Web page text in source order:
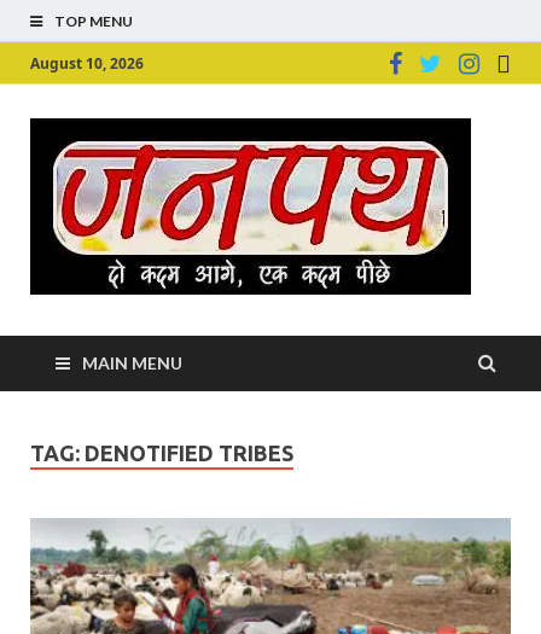
TOP MENU
August 10, 2026
MAIN MENU
TAG: DENOTIFIED TRIBES